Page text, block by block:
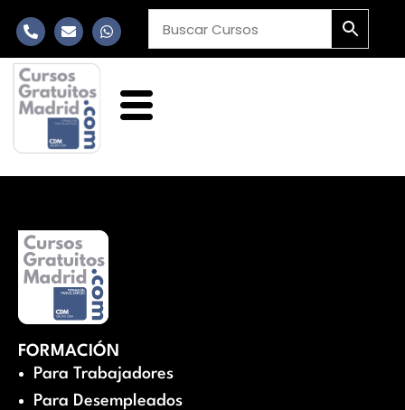
FORMACIÓN
Para Trabajadores
Para Desempleados